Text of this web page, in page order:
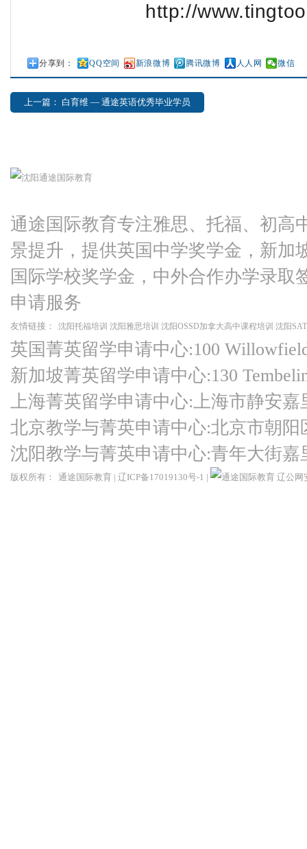
http://
分享到： QQ空间 新浪微博 腾讯微博 人人网 微信
上一篇： 白育维 — ​通途英语优秀毕业学员​
通途国际教育专注雅思、托福、初高
景提升，提供英国中学奖学金，新加
国际学校奖学金，中外合作办学录取
申请服务
友情链接： 沈阳托福培训 沈阳雅思培训 沈阳OSSD加拿大高中课程培训 沈阳
英国菁英留学申请中心:100
新加坡菁英留学申请中心:130
上海菁英留学申请中心:上海市静安嘉
北京教学与菁英申请中心:北京市朝
沈阳教学与菁英申请中心:青年大街
版权所有： 通途国际教育 | 辽ICP备17019130号-1 | 辽公网